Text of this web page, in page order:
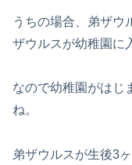
うちの場合、弟ザウ
ザウルスが幼稚園に
なので幼稚園がはじ
ね。
弟ザウルスが生後3